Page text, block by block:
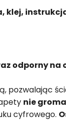
klej,
odporny
pozwalając
nie
cyfrowego.